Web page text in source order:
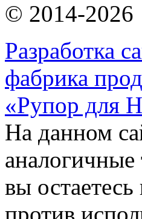
© 2014-2026
Разработка
фабрика
«Рупор для
На данном
вы остаетесь